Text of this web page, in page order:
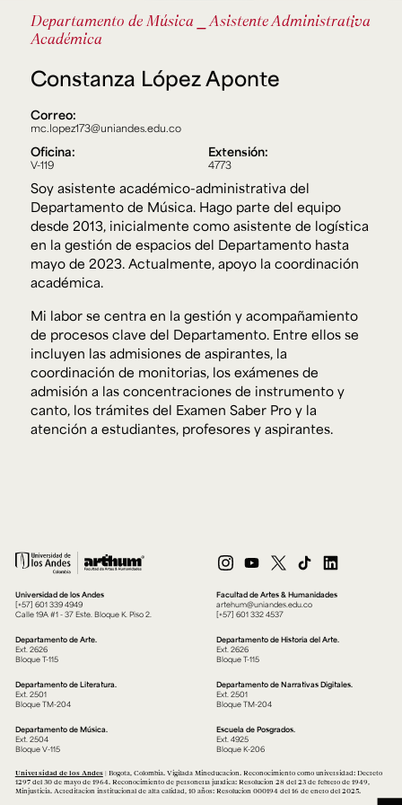
Configuración de cookies
Universidad de los Andes | Vigilada Mineducación.
Reconocimiento como universidad: Decreto 1297 del 30
de mayo de 1964. Reconocimiento de personería jurídica:
Resolución 28 del 23 de febrero de 1949, Minjusticia.
Acreditación institucional de alta calidad, 10 años:
Resolución 000194 del 16 de enero del 2025.
Posgrados
Ext. 4925
Educación
Constanza López Aponte
Departamento de Música
⎯ Asistente Administrativa
Académica
Correo:
mc.lopez173@uniandes.edu.co
Oficina:
V-119
Extensión:
4773
Soy asistente académico-administrativa del
Departamento de Música. Hago parte del equipo
desde 2013, inicialmente como asistente de logística
en la gestión de espacios del Departamento hasta
mayo de 2023. Actualmente, apoyo la coordinación
académica.
Mi labor se centra en la gestión y acompañamiento
de procesos clave del Departamento. Entre ellos se
incluyen las admisiones de aspirantes, la
coordinación de monitorias, los exámenes de
admisión a las concentraciones de instrumento y
canto, los trámites del Examen Saber Pro y la
atención a estudiantes, profesores y aspirantes.
Universidad de los Andes
[+57] 601 339 4949
Calle 19A #1 - 37 Este. Bloque K. Piso 2.
Facultad de Artes & Humanidades
artehum@uniandes.edu.co
[+57] 601 332 4537
Departamento de Arte.
Ext. 2626
Bloque T-115
Departamento de Historia del Arte.
Ext. 2626
Bloque T-115
Departamento de Literatura.
Ext. 2501
Bloque TM-204
Departamento de Narrativas Digitales.
Ext. 2501
Bloque TM-204
Departamento de Música.
Ext. 2504
Bloque V-115
Escuela de Posgrados.
Ext. 4925
Bloque K-206
Universidad de los Andes| Bogotá, Colombia. Vigilada Mineducación. Reconocimiento como universidad: Decreto
1297 del 30 de mayo de 1964. Reconocimiento de personería jurídica: Resolución 28 del 23 de febrero de 1949,
Minjusticia. Acreditación institucional de alta calidad, 10 años: Resolución 000194 del 16 de enero del 2025.